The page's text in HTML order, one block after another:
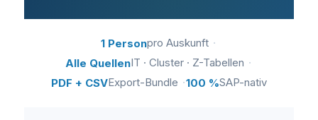
1 Personpro Auskunft
Alle QuellenIT · Cluster · Z-Tabellen
PDF + CSVExport-Bundle 100 %SAP-nativ